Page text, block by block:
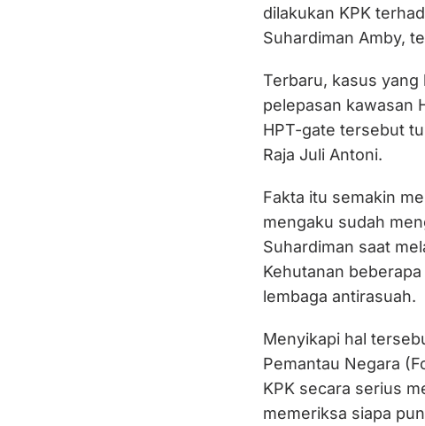
dilakukan KPK
Suhardiman Amby,
Terbaru, kasus yang
pelepasan kawasan
HPT-gate tersebut
Raja Juli Antoni.
Fakta itu semakin
mengaku sudah
Suhardiman saat
Kehutanan
lembaga antirasuah.
Menyikapi hal
Pemantau Negara
KPK secara serius
memeriksa siapa